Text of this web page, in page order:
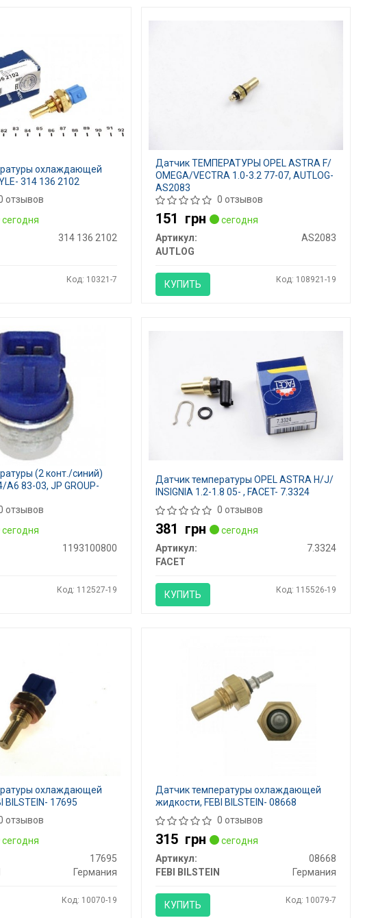
охлаждающей
314 136 2102
отзывов
сегодня
314 136 2102
Код: 10321-7
Датчик ТЕМПЕРАТУРЫ OPEL ASTRA F/
OMEGA/VECTRA 1.0-3.2 77-07, AUTLOG-
AS2083
0 отзывов
151 грн
сегодня
Артикул:
AS2083
AUTLOG
КУПИТЬ Код: 108921-19
(2 конт./синий)
A6 83-03, JP GROUP-
отзывов
сегодня
1193100800
Код: 112527-19
Датчик температуры OPEL ASTRA H/J/
INSIGNIA 1.2-1.8 05- , FACET- 7.3324
0 отзывов
381 грн
сегодня
Артикул:
7.3324
FACET
КУПИТЬ Код: 115526-19
охлаждающей
BILSTEIN- 17695
отзывов
сегодня
17695
Германия
Код: 10070-19
Датчик температуры охлаждающей
жидкости, FEBI BILSTEIN- 08668
0 отзывов
315 грн
сегодня
Артикул:
08668
FEBI BILSTEIN
Германия
КУПИТЬ Код: 10079-7